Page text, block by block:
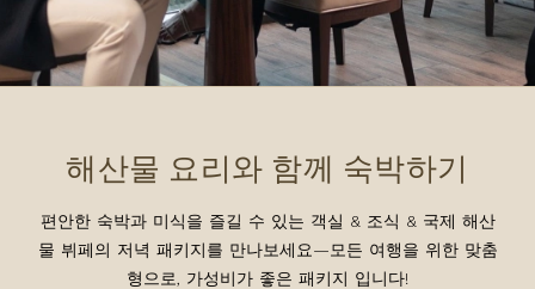
해산물 요리와 함께 숙박하기
편안한 숙박과 미식을 즐길 수 있는 객실 & 조식 & 국제 해산
물 뷔페의 저녁 패키지를 만나보세요—모든 여행을 위한 맞춤
형으로, 가성비가 좋은 패키지 입니다!